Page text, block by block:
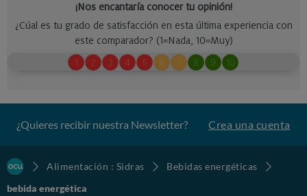
¿Quieres recibir nuestra Newsletter? Crea una cuenta
Alimentación : Sidras
Bebidas energéticas
bebida energética